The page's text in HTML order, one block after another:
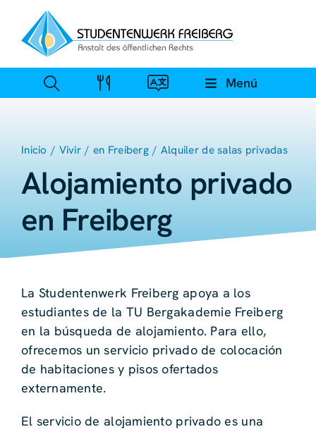
contenido
Menú
Inicio Vivir en Freiberg Alquiler de salas privadas
Alojamiento privado
en Freiberg
La Studentenwerk Freiberg apoya a los
estudiantes de la TU Bergakademie Freiberg
en la búsqueda de alojamiento. Para ello,
ofrecemos un servicio privado de colocación
de habitaciones y pisos ofertados
externamente.
El servicio de alojamiento privado es una